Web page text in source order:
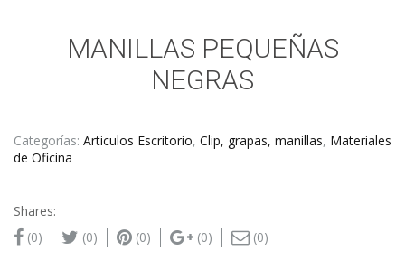
MANILLAS PEQUEÑAS
NEGRAS
Categorías: Articulos Escritorio, Clip, grapas, manillas, Materiales
de Oficina
Shares:
(0)
(0) (0) (0) (0)